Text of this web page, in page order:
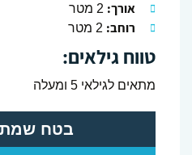
אורך:
רוחב:
טווח גילאים:
מתאים לגילאי 5 ומעלה
בטח